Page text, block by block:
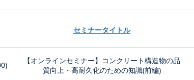
セミナータイトル
【オンラインセミナー】コンクリート構造物の品
質向上・高耐久化のための知識(前編)